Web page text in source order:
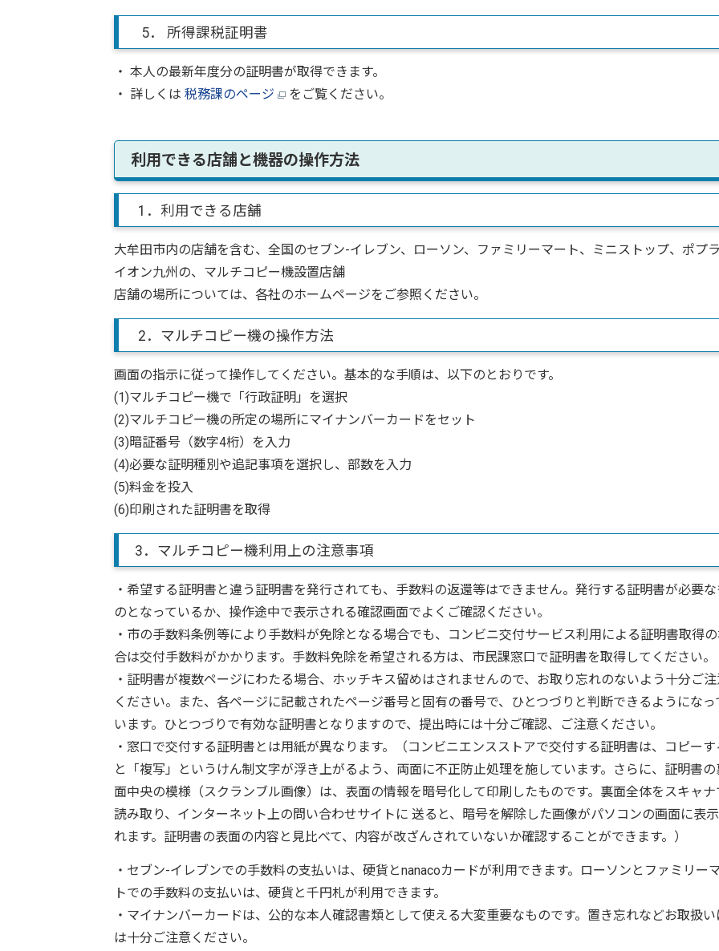
5． 所得課税証明書
・ 本人の最新年度分の証明書が取得できます。
・ 詳しくは 税務課のページ をご覧ください。
利用できる店舗と機器の操作方法
1．利用できる店舗
大牟田市内の店舗を含む、全国のセブン-イレブン、ローソン、ファミリーマート、ミニストップ、ポプ
イオン九州の、マルチコピー機設置店舗
店舗の場所については、各社のホームページをご参照ください。
2．マルチコピー機の操作方法
画面の指示に従って操作してください。基本的な手順は、以下のとおりです。
(1)マルチコピー機で「行政証明」を選択
(2)マルチコピー機の所定の場所にマイナンバーカードをセット
(3)暗証番号（数字4桁）を入力
(4)必要な証明種別や追記事項を選択し、部数を入力
(5)料金を投入
(6)印刷された証明書を取得
3．マルチコピー機利用上の注意事項
・希望する証明書と違う証明書を発行されても、手数料の返還等はできません。発行する証明書が必要
のとなっているか、操作途中で表示される確認画面でよくご確認ください。
・市の手数料条例等により手数料が免除となる場合でも、コンビニ交付サービス利用による証明書取得
合は交付手数料がかかります。手数料免除を希望される方は、市民課窓口で証明書を取得してください。
・証明書が複数ページにわたる場合、ホッチキス留めはされませんので、お取り忘れのないよう十分ご
ください。また、各ページに記載されたページ番号と固有の番号で、ひとつづりと判断できるようになっ
います。ひとつづりで有効な証明書となりますので、提出時には十分ご確認、ご注意ください。
・窓口で交付する証明書とは用紙が異なります。（コンビニエンスストアで交付する証明書は、コピーす
と「複写」というけん制文字が浮き上がるよう、両面に不正防止処理を施しています。さらに、証明書の
面中央の模様（スクランブル画像）は、表面の情報を暗号化して印刷したものです。裏面全体をスキャナ
読み取り、インターネット上の問い合わせサイトに 送ると、暗号を解除した画像がパソコンの画面に表
れます。証明書の表面の内容と見比べて、内容が改ざんされていないか確認することができます。）
・セブン-イレブンでの手数料の支払いは、硬貨とnanacoカードが利用できます。ローソンとファミリー
トでの手数料の支払いは、硬貨と千円札が利用できます。
・マイナンバーカードは、公的な本人確認書類として使える大変重要なものです。置き忘れなどお取扱い
は十分ご注意ください。